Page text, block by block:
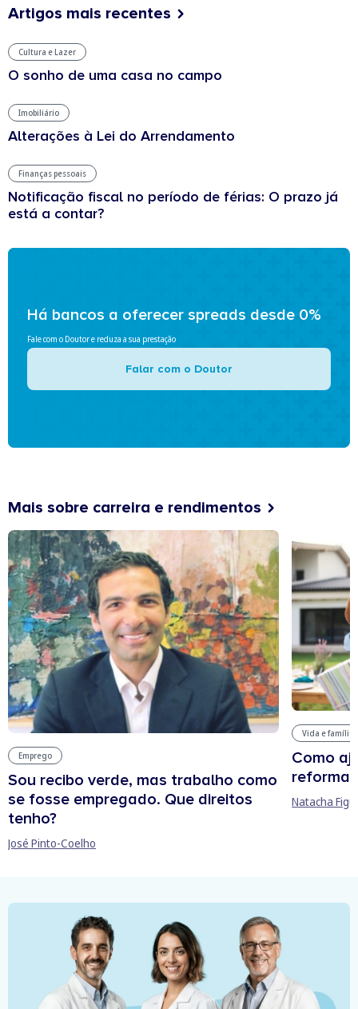
Artigos mais recentes
Cultura e Lazer
O sonho de uma casa no campo
Imobiliário
Alterações à Lei do Arrendamento
Finanças pessoais
Notificação fiscal no período de férias: O prazo já
está a contar?
Há bancos a oferecer spreads desde 0%
Fale com o Doutor e reduza a sua prestação
Falar com o Doutor
Mais sobre carreira e rendimentos
Emprego
Sou recibo verde, mas trabalho como
se fosse empregado. Que direitos
tenho?
José Pinto-Coelho
Vida e família
Como
reforma
Natacha